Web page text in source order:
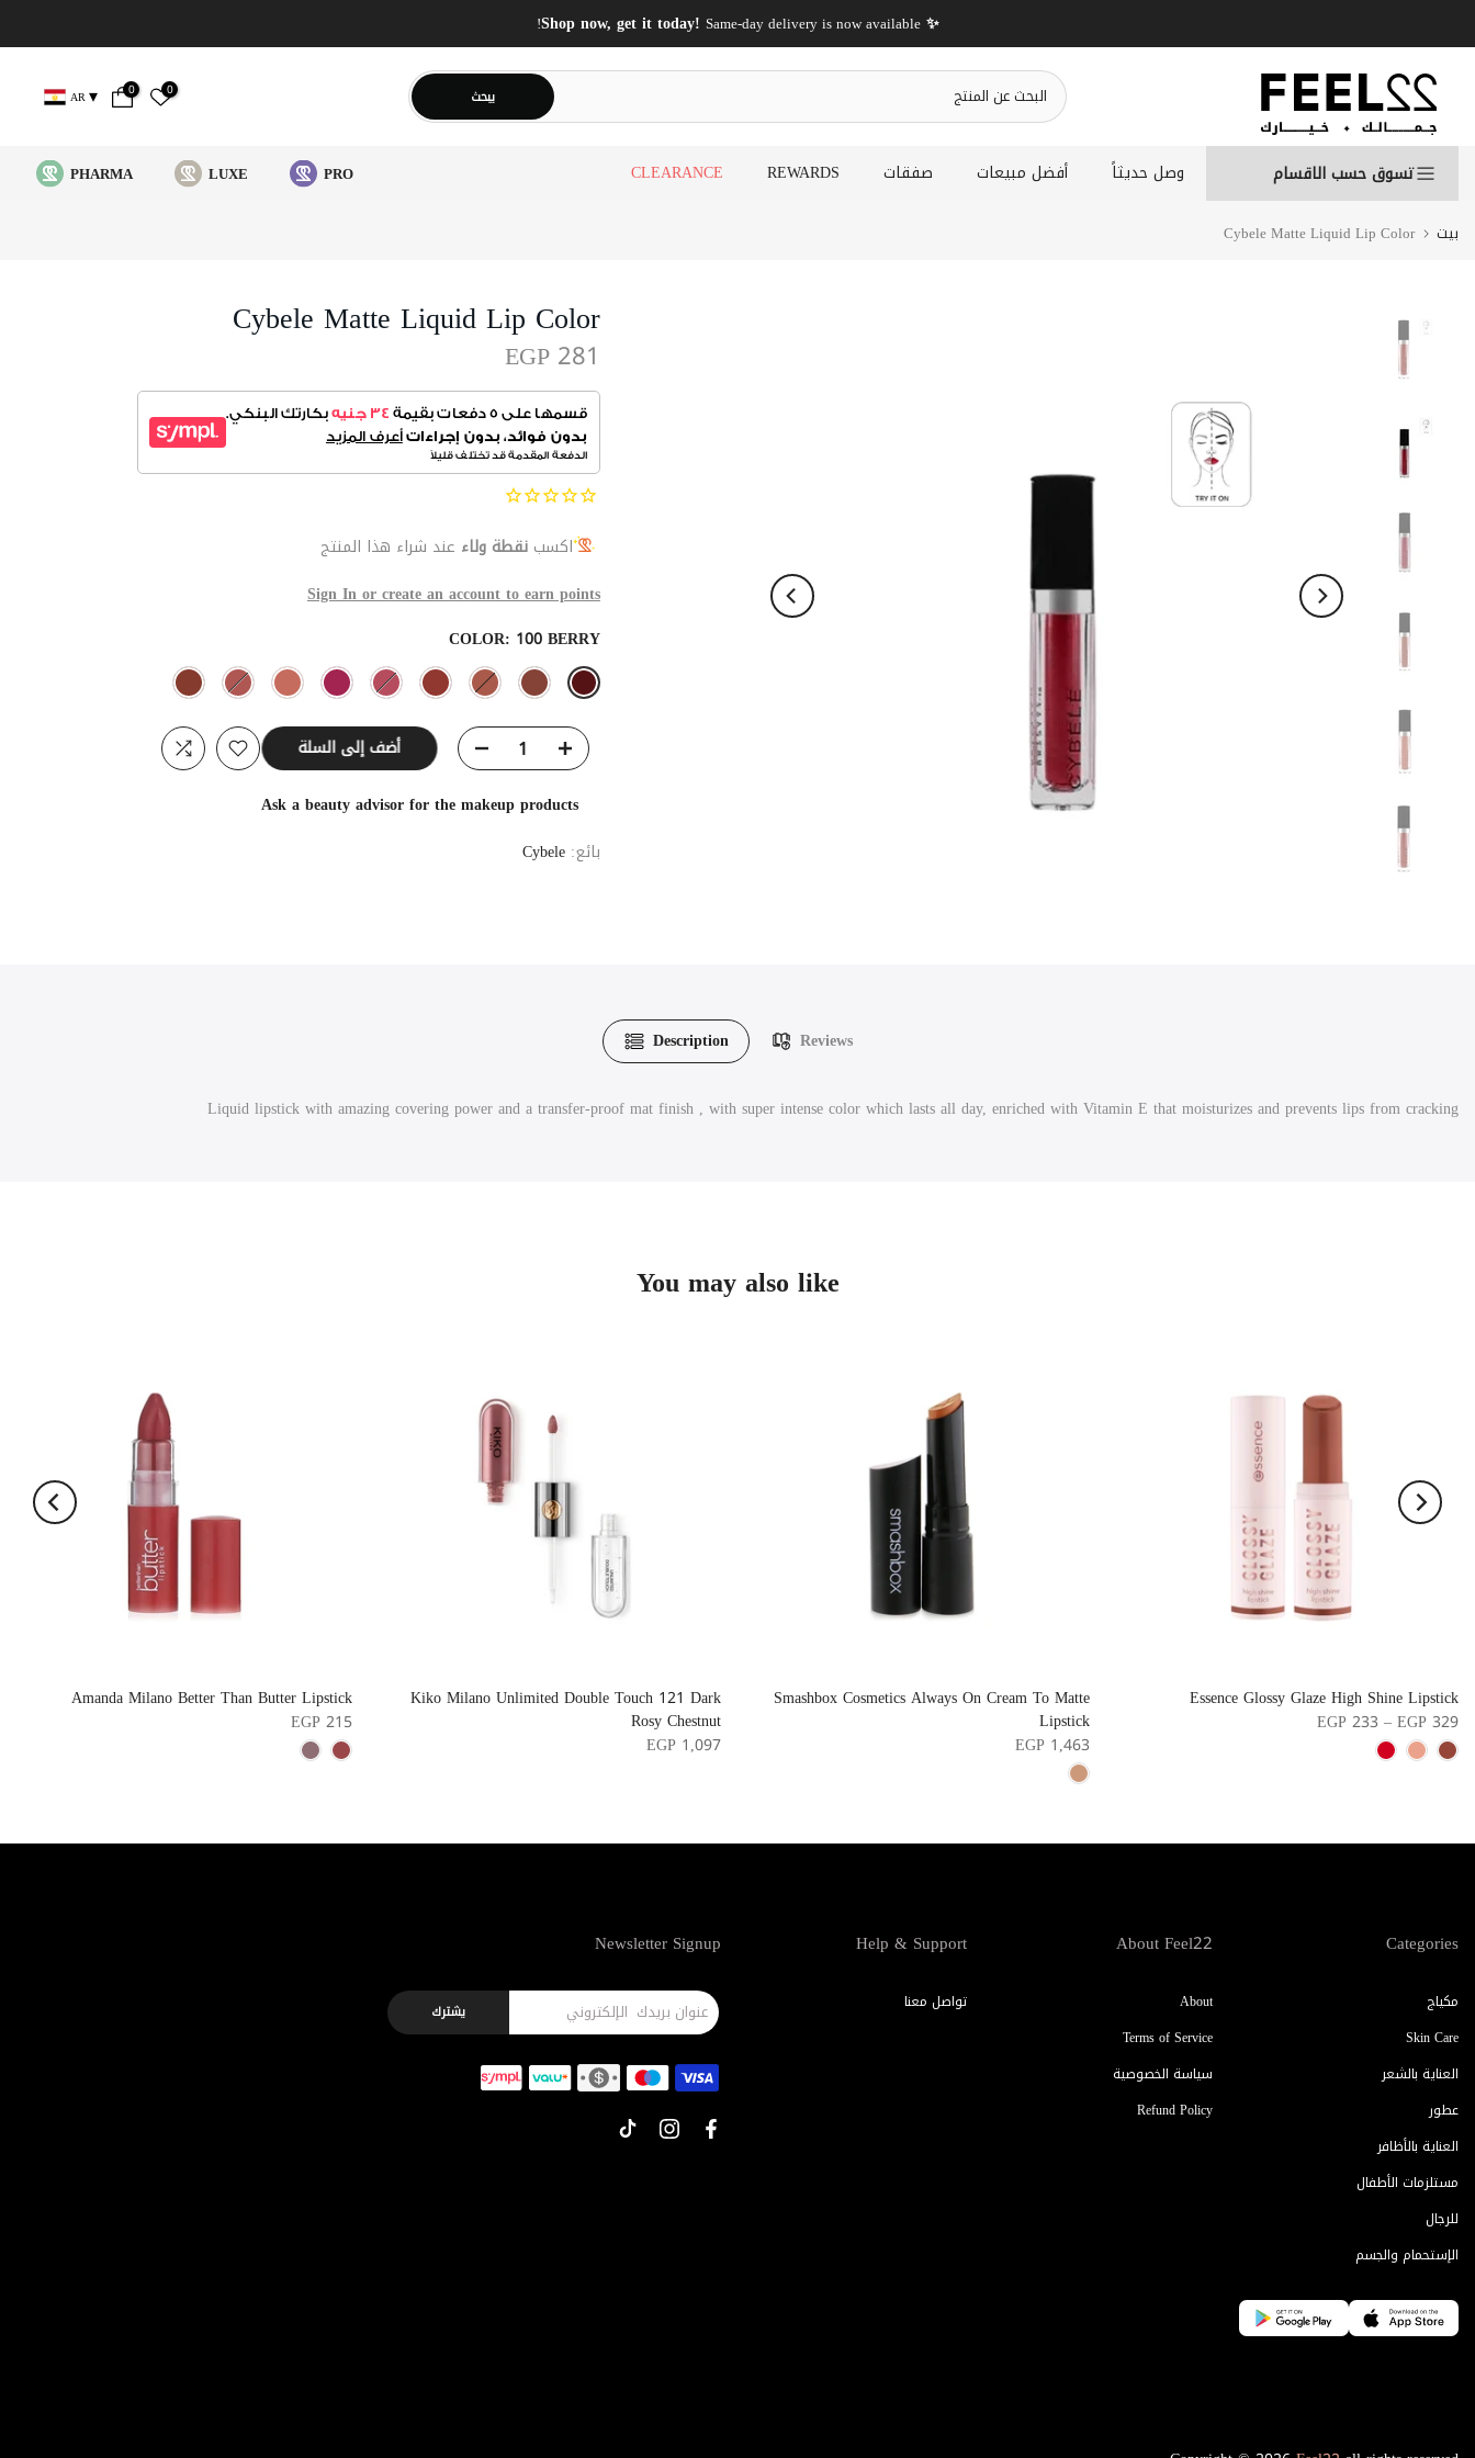
إلى
المحتوى
✨ Shop now, get it today!
Same-day delivery is now available!
يبحث 0
0
AR
تسوق حسب الاقسام وصل حديثاً أفضل مبيعات صفقات REWARDS
CLEARANCE
PRO
LUXE
PHARMA
بيت Cybele Matte Liquid Lip Color
Cybele Matte Liquid Lip Color
EGP 281
اكسب نقطة ولاء عند شراء هذا المنتج
Sign In or create an account to earn points
COLOR: 100 BERRY
أضف إلى السلة
Ask a beauty advisor for the makeup products
بائع:Cybele
Description Reviews
Liquid lipstick with amazing covering power and a transfer-proof mat finish , with super intense color which lasts all day, enriched with Vitamin E that moisturizes and prevents lips from cracking
You may also like
Amanda Milano Better Than Butter Lipstick
EGP 215
Kiko Milano Unlimited Double Touch 121 Dark
Rosy Chestnut
EGP 1,097
Smashbox Cosmetics Always On Cream To Matte
Lipstick
EGP 1,463
Essence Glossy Glaze High Shine Lipstick
EGP 233 – EGP 329
Categories
مكياج
Skin Care
العناية بالشعر
عطور
العناية بالأظافر
مستلزمات الأطفال
للرجال
الإستحمام والجسم
About Feel22
About
Terms of Service
سياسة الخصوصية
Refund Policy
Help & Support
تواصل معنا
Newsletter Signup
يشترك